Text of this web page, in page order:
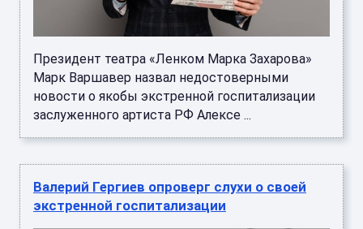
Президент театра «Ленком Марка Захарова»
Марк Варшавер назвал недостоверными
новости о якобы экстренной госпитализации
заслуженного артиста РФ Алексе ...
Валерий Гергиев опроверг слухи о своей
экстренной госпитализации